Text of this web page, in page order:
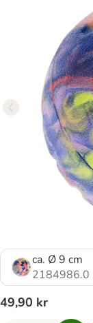
ca. Ø 9 cm
2184986.0
49,90 kr